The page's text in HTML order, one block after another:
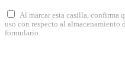
Al marcar esta casilla, confirma
uso con respecto al almacenamiento
formulario.